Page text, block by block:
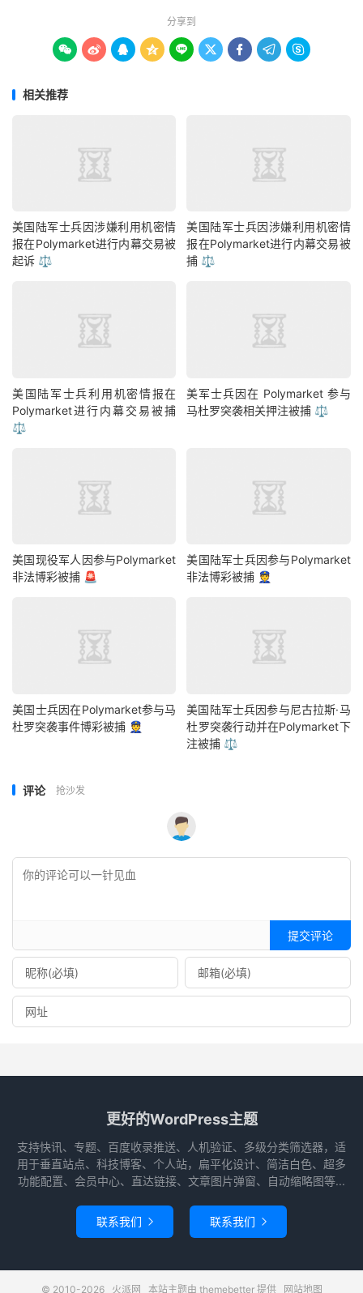
分享到
        
相关推荐
美国陆军士兵因涉嫌利用机密情
报在Polymarket进行内幕交易被
起诉 ⚖️
美国陆军士兵因涉嫌利用机密情
报在Polymarket进行内幕交易被
捕 ⚖️
美国陆军士兵利用机密情报在
Polymarket进行内幕交易被捕
⚖️
美军士兵因在 Polymarket 参与
马杜罗突袭相关押注被捕 ⚖️
美国现役军人因参与Polymarket
非法博彩被捕 🚨
美国陆军士兵因参与Polymarket
非法博彩被捕 👮
美国士兵因在Polymarket参与马
杜罗突袭事件博彩被捕 👮
美国陆军士兵因参与尼古拉斯·马
杜罗突袭行动并在Polymarket下
注被捕 ⚖️
评论 抢沙发
提交评论
更好的WordPress主题
支持快讯、专题、百度收录推送、人机验证、多级分类筛选器，适
用于垂直站点、科技博客、个人站，扁平化设计、简洁白色、超多
功能配置、会员中心、直达链接、文章图片弹窗、自动缩略图等...
联系我们  联系我们 
© 2010-2026 火派网 本站主题由 themebetter提供 网站地图